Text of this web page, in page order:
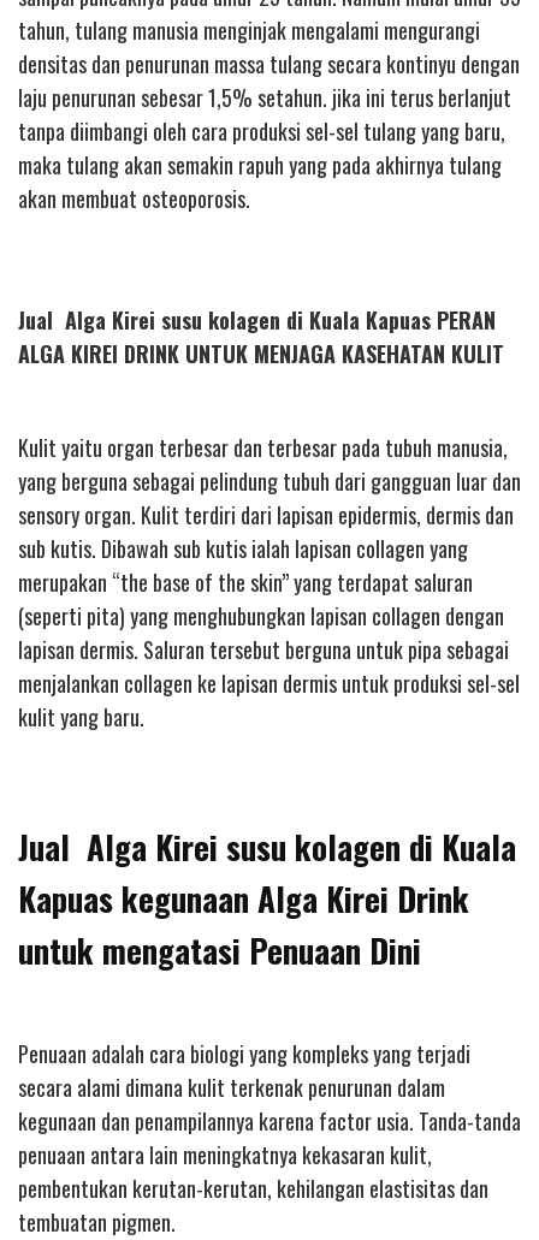
tahun, tulang manusia menginjak mengalami mengurangi
densitas dan penurunan massa tulang secara kontinyu dengan
laju penurunan sebesar 1,5% setahun. jika ini terus berlanjut
tanpa diimbangi oleh cara produksi sel-sel tulang yang baru,
maka tulang akan semakin rapuh yang pada akhirnya tulang
akan membuat osteoporosis.
Jual Alga Kirei susu kolagen di Kuala Kapuas PERAN
ALGA KIREI DRINK UNTUK MENJAGA KASEHATAN KULIT
Kulit yaitu organ terbesar dan terbesar pada tubuh manusia,
yang berguna sebagai pelindung tubuh dari gangguan luar dan
sensory organ. Kulit terdiri dari lapisan epidermis, dermis dan
sub kutis. Dibawah sub kutis ialah lapisan collagen yang
merupakan “the base of the skin” yang terdapat saluran
(seperti pita) yang menghubungkan lapisan collagen dengan
lapisan dermis. Saluran tersebut berguna untuk pipa sebagai
menjalankan collagen ke lapisan dermis untuk produksi sel-sel
kulit yang baru.
Jual Alga Kirei susu kolagen di Kuala
Kapuas kegunaan Alga Kirei Drink
untuk mengatasi Penuaan Dini
Penuaan adalah cara biologi yang kompleks yang terjadi
secara alami dimana kulit terkenak penurunan dalam
kegunaan dan penampilannya karena factor usia. Tanda-tanda
penuaan antara lain meningkatnya kekasaran kulit,
pembentukan kerutan-kerutan, kehilangan elastisitas dan
tembuatan pigmen.